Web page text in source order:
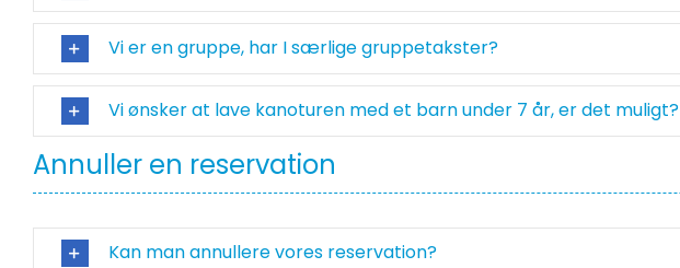
Vi er en gruppe, har I særlige gruppetakster?
Vi ønsker at lave kanoturen med et barn under 7 år, er det muligt?
Annuller en reservation
Kan man annullere vores reservation?